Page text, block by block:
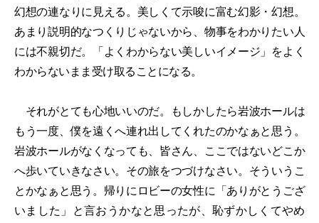
幻想の連なりに見える。美しくて示唆に富む幻影・幻想。
あまり説明的なつくりじゃないから、物事をわかりたい人
には不親切だ。「よくわからない美しいイメージ」をよく
わからないまま受け取ることになる。
それがとても心地いいのだ。もしかしたら岩波ホールは
もう一度、僕を遠くへ連れ出してくれたのかなぁと思う。
岩波ホールがなくなっても、皆さん、ここではないどこか
へ歩いていきなさい。その旅をつづけなさい。そういうこ
とかなぁと思う。帰りにロビーの女性に「ありがとうござ
いました」と言おうかなと思ったが、恥ずかしくてやめ